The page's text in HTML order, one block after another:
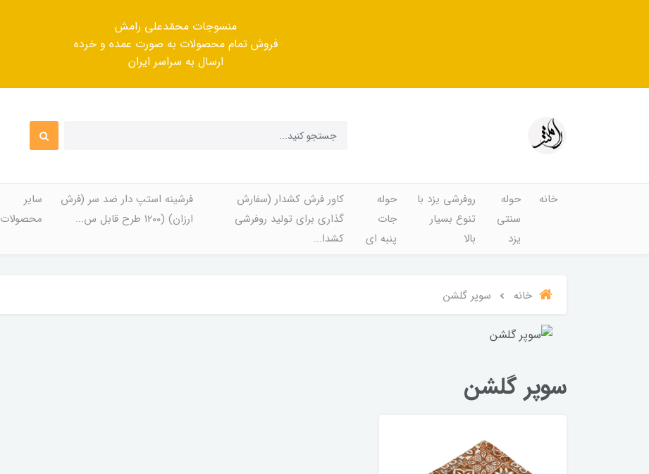
منسوجات محمّدعلی رامش
فروش تمام محصولات به صورت عمده و خرده
ارسال به سراسر ایران
خانه
حوله
سنتی
یزد
روفرشی یزد با
تنوع بسیار
بالا
حوله
جات
پنبه ای
کاور فرش کشدار (سفارش
گذاری برای تولید روفرشی
کشدا...
فرشینه استپ دار ضد سر (فرش
ارزان) (۱۲۰۰ طرح قابل س...
سایر
محصولات
خانه سوپر گلشن
سوپر گلشن